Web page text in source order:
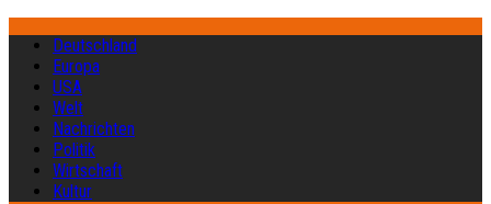
Deutschland
Europa
USA
Welt
Nachrichten
Politik
Wirtschaft
Kultur